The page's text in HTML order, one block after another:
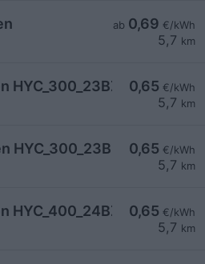
ab 0,69 €/kWh
5,7 km
0,65 €/kWh
5,7 km
HYC_300_23BZ3605E
0,65 €/kWh
5,7 km
HYC_300_23BZ3610E
0,65 €/kWh
5,7 km
HYC_400_24BZ2716D